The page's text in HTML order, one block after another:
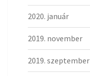
2020. január
2019. november
2019. szeptember